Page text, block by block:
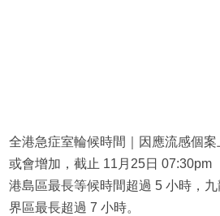
全港急症室輪候時間｜因應流感個
或會增加，截止 11月25日 07:30pm
港島區最長等候時間超過 5 小時，
界區最長超過 7 小時。